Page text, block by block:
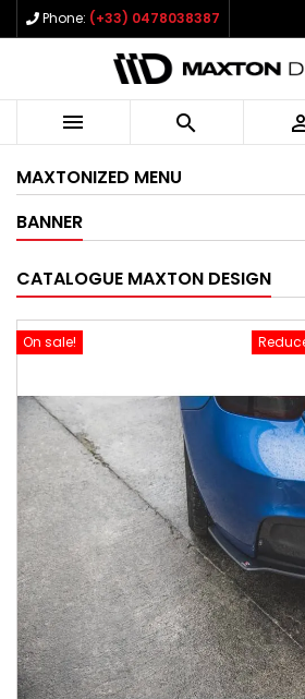
Phone: (+33) 0478038387
 
MAXTONIZED MENU
BANNER
CATALOGUE MAXTON DESIGN
On sale!